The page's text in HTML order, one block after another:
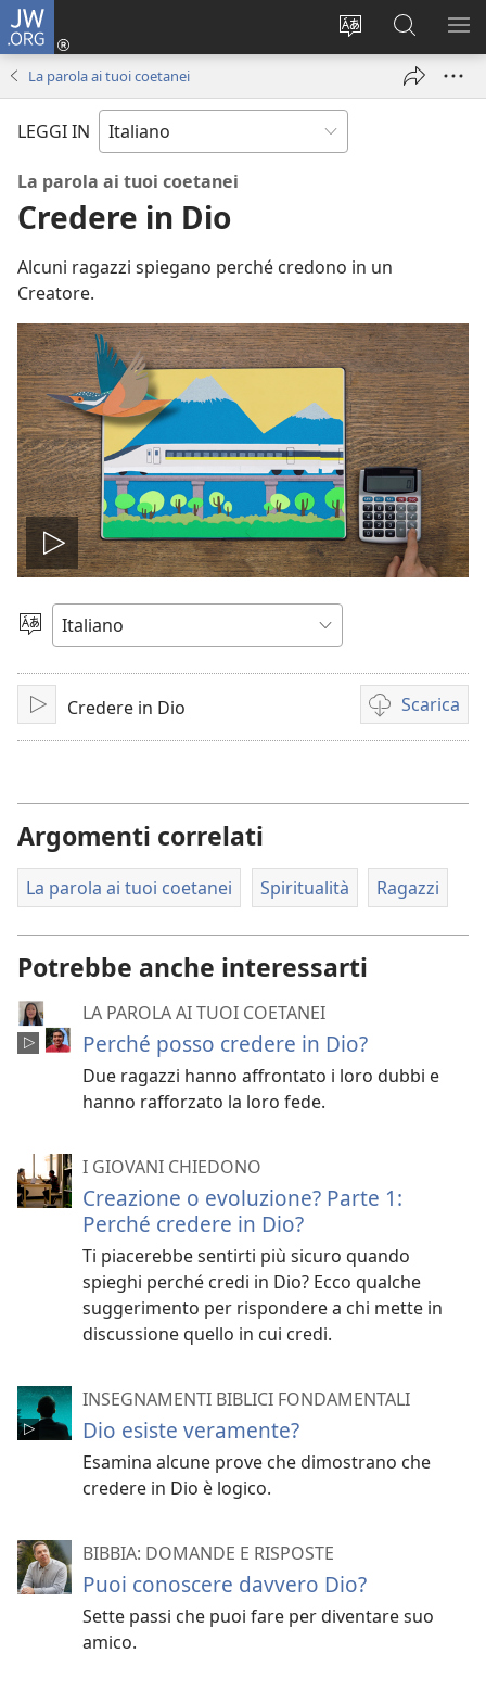
JW.ORG
Modificare
Accedi
(apre
finestra)
Cerca
in
JW.ORG
La parola ai tuoi coetanei
LEGGI IN
La parola ai tuoi coetanei
Credere in Dio
Alcuni ragazzi spiegano perché credono in un
Creatore.
Play
Scegli
lingua
PlayCredere in Dio Scarica
Opzioni
per
Argomenti correlati
La parola ai tuoi coetanei Spiritualità Ragazzi
Potrebbe anche interessarti
LA PAROLA AI TUOI COETANEI
Perché posso credere in Dio?
Due ragazzi hanno affrontato i loro dubbi e
hanno rafforzato la loro fede.
I GIOVANI CHIEDONO
Creazione o evoluzione? Parte 1:
Perché credere in Dio?
Ti piacerebbe sentirti più sicuro quando
spieghi perché credi in Dio? Ecco qualche
suggerimento per rispondere a chi mette in
discussione quello in cui credi.
INSEGNAMENTI BIBLICI FONDAMENTALI
Dio esiste veramente?
Esamina alcune prove che dimostrano che
credere in Dio è logico.
BIBBIA: DOMANDE E RISPOSTE
Puoi conoscere davvero Dio?
Sette passi che puoi fare per diventare suo
amico.